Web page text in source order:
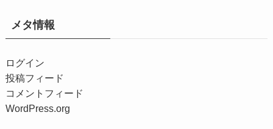
メタ情報
ログイン
投稿フィード
コメントフィード
WordPress.org